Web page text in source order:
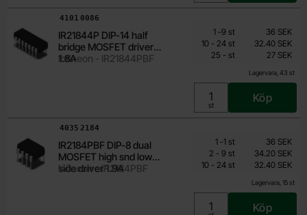
IR21844P DIP-14 half
bridge MOSFET driver
1.8A
Infineon - IR21844PBF
Art. nr
4101 0086
Lagervara, 43 st
Från
27 SEK
Inklusive 25% moms
Enhet:
st
Köp
Mängdrabatt
Pris /st
1 -till
9 st
36 SEK
10 - till
24 st
32.40 SEK
25 - till
st 27 SEK
IR2184PBF DIP-8 dual
MOSFET high snd low
side driver 1.9A
Infineon - IR2184PBF
Art. nr
4035 2184
Lagervara, 15 st
Från
27 SEK
Inklusive 25% moms
Köp
Mängdrabatt
Pris /st
1 -till
1 st
36 SEK
2 - till
9 st
34.20 SEK
10 - till
24 st 32.40 SEK